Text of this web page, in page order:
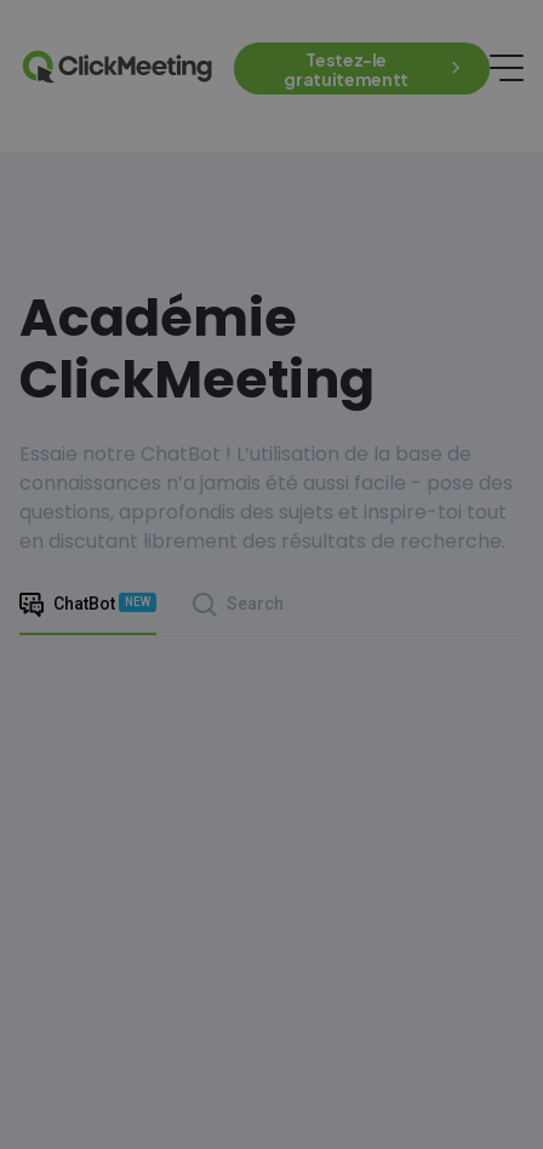
Testez-le
gratuitementt
Académie
ClickMeeting
Essaie notre ChatBot ! L’utilisation de la base de
connaissances n’a jamais été aussi facile - pose des
questions, approfondis des sujets et inspire-toi tout
en discutant librement des résultats de recherche.
ChatBot NEW Search